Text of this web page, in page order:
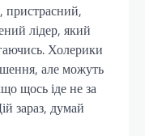
пристрасний,
лідер, який
Холерики
але можуть
щось іде не за
зараз, думай